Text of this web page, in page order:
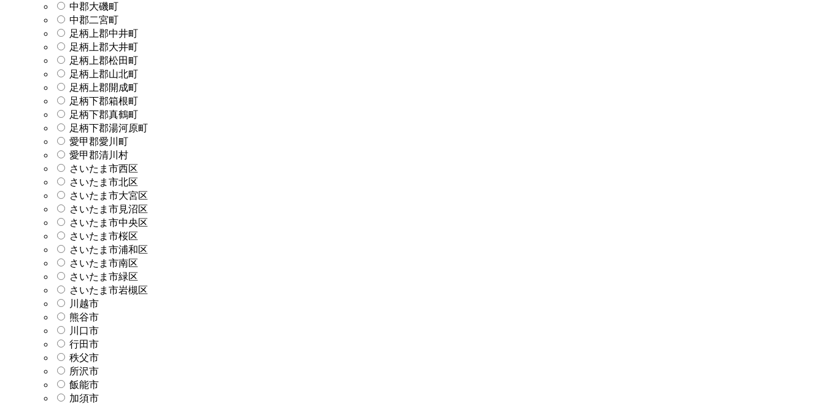
中郡大磯町
中郡二宮町
足柄上郡中井町
足柄上郡大井町
足柄上郡松田町
足柄上郡山北町
足柄上郡開成町
足柄下郡箱根町
足柄下郡真鶴町
足柄下郡湯河原町
愛甲郡愛川町
愛甲郡清川村
さいたま市西区
さいたま市北区
さいたま市大宮区
さいたま市見沼区
さいたま市中央区
さいたま市桜区
さいたま市浦和区
さいたま市南区
さいたま市緑区
さいたま市岩槻区
川越市
熊谷市
川口市
行田市
秩父市
所沢市
飯能市
加須市